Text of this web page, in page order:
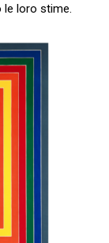
loro stime.